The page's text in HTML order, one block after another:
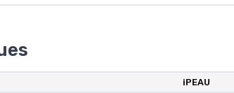
iPEAU